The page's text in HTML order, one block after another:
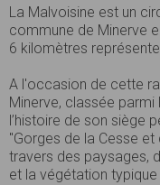
La Malvoisine est un
commune de Minerve
6 kilomètres
A l'occasion de cette
Minerve, classée parmi
l’histoire de son siège
"Gorges de la Cesse et
travers des paysages,
et la végétation